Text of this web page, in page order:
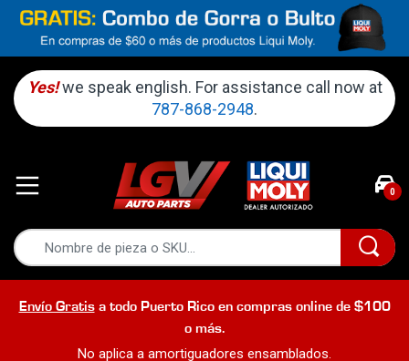
Yes! we speak english. For assistance call now at
787-868-2948.
0
Envío Gratisa todo Puerto Rico en compras online de $100
o más.
No aplica a amortiguadores ensamblados.